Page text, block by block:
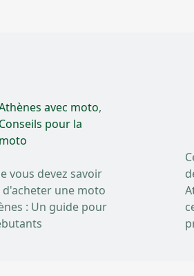
avec moto,
Conseils pour la
moto
vous devez savoir
d'acheter une moto
: Un guide pour